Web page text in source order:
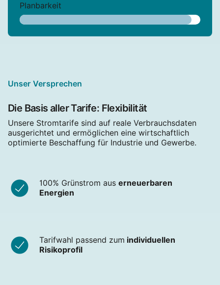
Planbarkeit
Unser Versprechen
Die Basis aller Tarife: Flexibilität
Unsere Stromtarife sind auf reale Verbrauchsdaten
ausgerichtet und ermöglichen eine wirtschaftlich
optimierte Beschaffung für Industrie und Gewerbe.
100% Grünstrom aus erneuerbaren
Energien
Tarifwahl passend zum individuellen
Risikoprofil